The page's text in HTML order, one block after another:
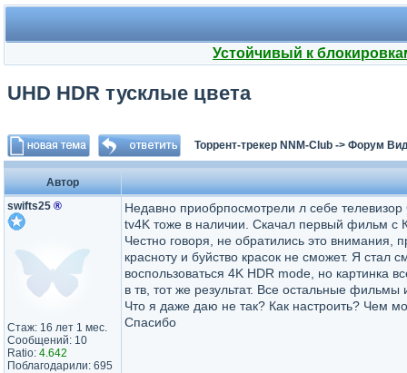
Устойчивый к
UHD HDR тусклые цвета
Торрент-трекер NNM-Club -> Форум
Автор
swifts25 ®
Стаж: 16 лет 1 мес.
Сообщений: 10
Ratio: 4.642
Поблагодарили: 695
Недавно приобрпосмотрели л себе
tv4K тоже в наличии. Скачал первый фильм с
Честно говоря, не обратились это внимания,
красноту и буйство красок не сможет. Я
воспользоваться 4K HDR mode, но картинка
в тв, тот же результат. Все остальные
Что я даже даю не так? Как настроить? Чем
Спасибо